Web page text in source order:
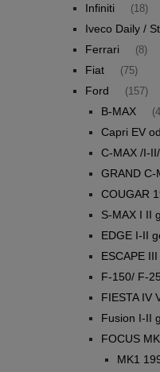
Infiniti (18)
Iveco Daily /
Ferrari (8)
Fiat (75)
Ford (157)
B-MAX
Capri EV
C-MAX /I-II/
GRAND C-
COUGAR
S-MAX I II
EDGE I-II
ESCAPE
F-150/ F-
FIESTA IV
Fusion I-II
FOCUS
MK1